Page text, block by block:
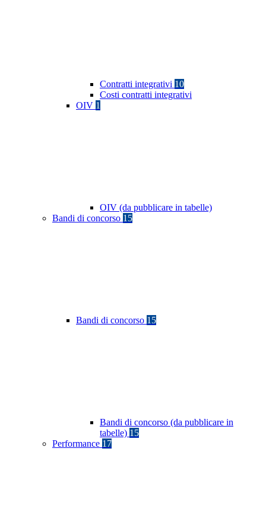
Contratti integrativi 10
Costi contratti integrativi
OIV 1
OIV (da pubblicare in tabelle)
Bandi di concorso 15
Bandi di concorso 15
Bandi di concorso (da pubblicare in
tabelle) 15
Performance 17